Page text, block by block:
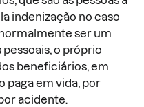
indenização no caso
ser um
o próprio
beneficiários, em
paga em vida, por
acidente.